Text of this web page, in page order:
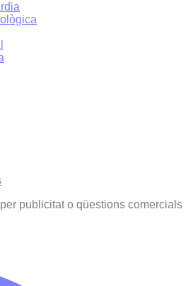
publicitat o qüestions comercials